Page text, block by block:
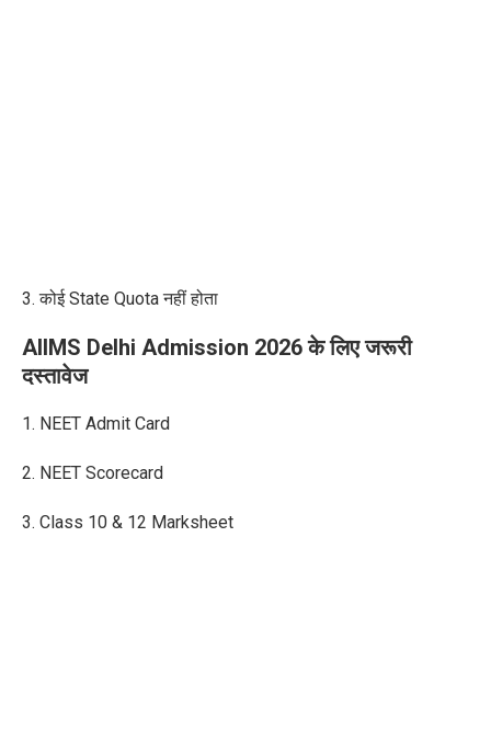
3. कोई State Quota नहीं होता
AIIMS Delhi Admission 2026 के लिए जरूरी
दस्तावेज
1. NEET Admit Card
2. NEET Scorecard
3. Class 10 & 12 Marksheet